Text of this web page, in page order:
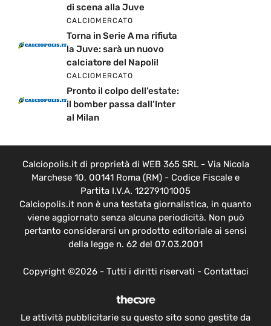
di scena alla Juve
CALCIOMERCATO
Torna in Serie A ma rifiuta
la Juve: sarà un nuovo
calciatore del Napoli!
CALCIOMERCATO
Pronto il colpo dell’estate:
il bomber passa dall’Inter
al Milan
Calciopolis.it di proprietà di WEB 365 SRL - Via Nicola
Marchese 10, 00141 Roma (RM) - Codice Fiscale e
Partita I.V.A. 12279101005
Calciopolis.it non è una testata giornalistica, in quanto
viene aggiornato senza alcuna periodicità. Non può
pertanto considerarsi un prodotto editoriale ai sensi
della legge n. 62 del 07.03.2001
Copyright ©2026 - Tutti i diritti riservati - Contattaci
Le attività pubblicitarie su questo sito sono gestite da